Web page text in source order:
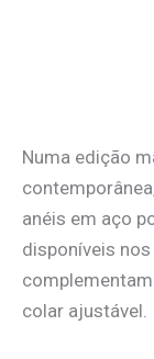
Numa edição
anéis em aço
disponíveis
colar ajustável.